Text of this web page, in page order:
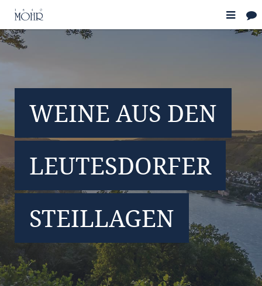
WEINE AUS DEN
LEUTESDORFER
STEILLAGEN